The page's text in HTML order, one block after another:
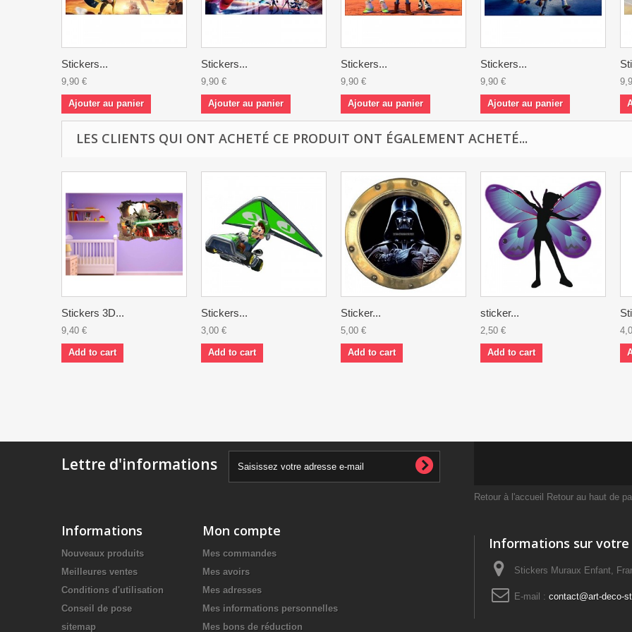
Stickers...
9,90 €
Ajouter au panier
Stickers...
9,90 €
Ajouter au panier
Stickers...
9,90 €
Ajouter au panier
Stickers...
9,90 €
Ajouter au panier
LES CLIENTS QUI ONT ACHETÉ CE PRODUIT ONT ÉGALEMENT ACHETÉ...
Stickers 3D...
9,40 €
Add to cart
Stickers...
3,00 €
Add to cart
Sticker...
5,00 €
Add to cart
sticker...
2,50 €
Add to cart
Lettre d'informations
Informations
Nouveaux produits
Meilleures ventes
Conditions d'utilisation
Conseil de pose
sitemap
Mon compte
Mes commandes
Mes avoirs
Mes adresses
Mes informations personnelles
Mes bons de réduction
Retour à l'accueil Retour au haut de
Informations sur
Stickers Muraux Enfant,
E-mail : contact@art-deco-